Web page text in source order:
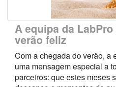
A equipa da
verão feliz
Com a chegada do verão, a
uma mensagem especial a
parceiros: que estes meses